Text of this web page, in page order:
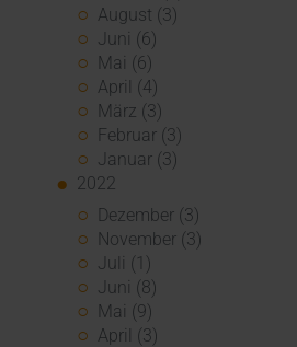
August (3)
Juni (6)
Mai (6)
April (4)
März (3)
Februar (3)
Januar (3)
2022
Dezember (3)
November (3)
Juli (1)
Juni (8)
Mai (9)
April (3)